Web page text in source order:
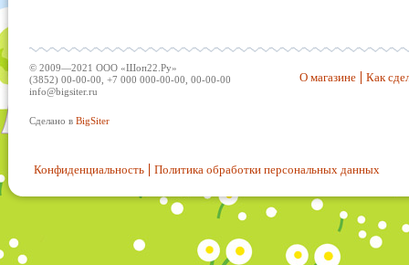
© 2009—2021 ООО «Шоп22.Ру»
(3852) 00-00-00, +7 000 000-00-00, 00-00-00
info@bigsiter.ru
Сделано в BigSiter
О магазине Как
Конфиденциальность Политика обработки персональных данных